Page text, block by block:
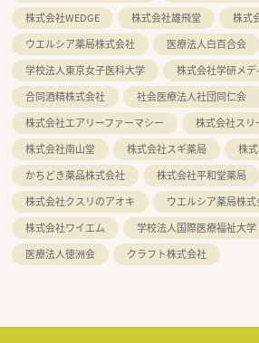
株式会社WEDGE
株式会社雄飛堂
株式
ウエルシア薬局株式会社
医療法人白百合会
学校法人東京女子医科大学
株式会社学研メ
合同酒精株式会社
社会医療法人社団同仁会
株式会社エアリーファーマシー
株式会社スリ
株式会社南山堂
株式会社スギ薬局
株
かちどき薬品株式会社
株式会社平和堂薬局
株式会社クスリのアオキ
ウエルシア薬局株
株式会社ワイエム
学校法人国際医療福祉大学
医療法人徳洲会
クラフト株式会社